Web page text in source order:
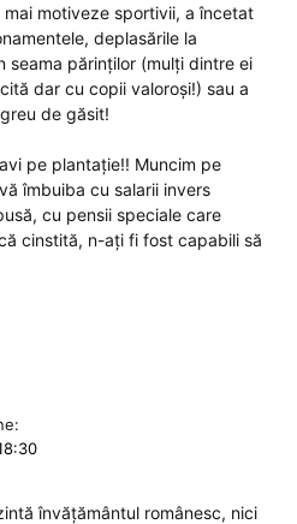
motiveze sportivii, a încetat
deplasările la
seama părinților (mulți dintre ei
dar cu copii valoroși!) sau a
de găsit!
pe plantație!! Muncim pe
îmbuiba cu salarii invers
cu pensii speciale care
cinstită, n-ați fi fost capabili să
învățământul românesc, nici